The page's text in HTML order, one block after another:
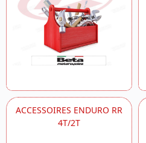
ACCESSOIRES ENDURO RR
4T/2T